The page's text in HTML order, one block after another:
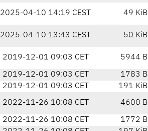
2025-04-10 14:19 CEST 49 KiB
2025-04-10 13:43 CEST 50 KiB
2019-12-01 09:03 CET 5944 B
2019-12-01 09:03 CET
1783 B
2019-12-01 09:03 CET
191 KiB
2022-11-26 10:08 CET 4600 B
2022-11-26 10:08 CET
1772 B